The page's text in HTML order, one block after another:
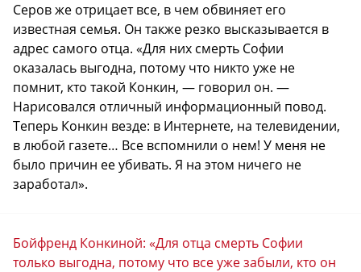
Серов же отрицает все, в чем обвиняет его
известная семья. Он также резко высказывается в
адрес самого отца. «Для них смерть Софии
оказалась выгодна, потому что никто уже не
помнит, кто такой Конкин, — говорил он. —
Нарисовался отличный информационный повод.
Теперь Конкин везде: в Интернете, на телевидении,
в любой газете… Все вспомнили о нем! У меня не
было причин ее убивать. Я на этом ничего не
заработал».
Бойфренд Конкиной: «Для отца смерть Софии
только выгодна, потому что все уже забыли, кто он